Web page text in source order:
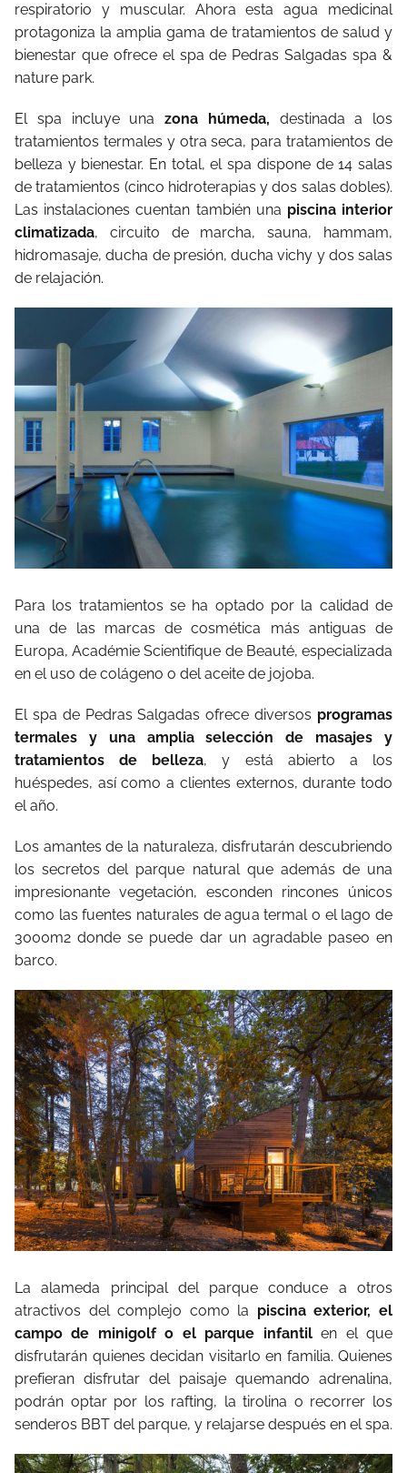
respiratorio y muscular. Ahora esta agua medicinal
protagoniza la amplia gama de tratamientos de salud y
bienestar que ofrece el spa de Pedras Salgadas spa &
nature park.
El spa incluye una zona húmeda, destinada a los
tratamientos termales y otra seca, para tratamientos de
belleza y bienestar. En total, el spa dispone de 14 salas
de tratamientos (cinco hidroterapias y dos salas dobles).
Las instalaciones cuentan también una piscina interior
climatizada, circuito de marcha, sauna, hammam,
hidromasaje, ducha de presión, ducha vichy y dos salas
de relajación.
Para los tratamientos se ha optado por la calidad de
una de las marcas de cosmética más antiguas de
Europa, Académie Scientifique de Beauté, especializada
en el uso de colágeno o del aceite de jojoba.
El spa de Pedras Salgadas ofrece diversos programas
termales y una amplia selección de masajes y
tratamientos de belleza, y está abierto a los
huéspedes, así como a clientes externos, durante todo
el año.
Los amantes de la naturaleza, disfrutarán descubriendo
los secretos del parque natural que además de una
impresionante vegetación, esconden rincones únicos
como las fuentes naturales de agua termal o el lago de
3000m2 donde se puede dar un agradable paseo en
barco.
La alameda principal del parque conduce a otros
atractivos del complejo como la piscina exterior, el
campo de minigolf o el parque infantilen el que
disfrutarán quienes decidan visitarlo en familia. Quienes
prefieran disfrutar del paisaje quemando adrenalina,
podrán optar por los rafting, la tirolina o recorrer los
senderos BBT del parque, y relajarse después en el spa.